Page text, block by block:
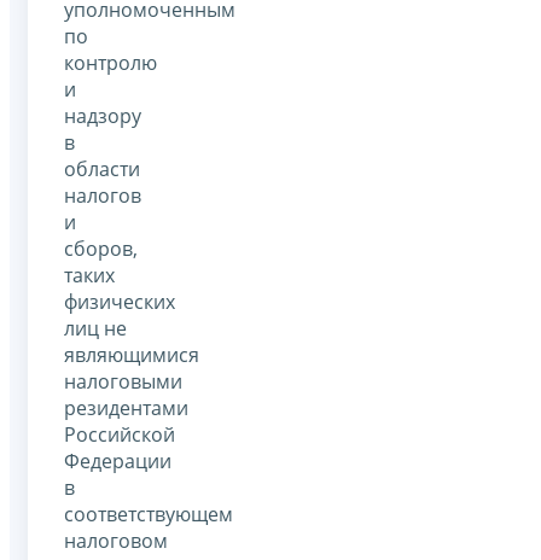
уполномоченным
по
контролю
и
надзору
в
области
налогов
и
сборов,
таких
физических
лиц не
являющимися
налоговыми
резидентами
Российской
Федерации
в
соответствующем
налоговом